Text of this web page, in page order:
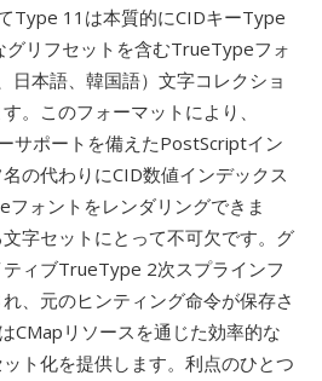
Type 11は本質的にCIDキーType
リフセットを含むTrueTypeフォ
日本語、韓国語）文字コレクショ
。このフォーマットにより、
サポートを備えたPostScriptイン
の代わりにCID数値インデックス
フォントをレンダリングできま
字セットにとって不可欠です。グ
ィブTrueType 2次スプラインフ
、元のヒンティング命令が保存さ
CMapリソースを通じた効率的な
ト化を提供します。利点のひとつ